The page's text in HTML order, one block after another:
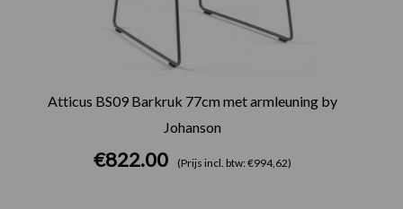
Atticus BS09 Barkruk 77cm met armleuning by
Johanson
€822.00 (Prijs incl. btw: €994,62)